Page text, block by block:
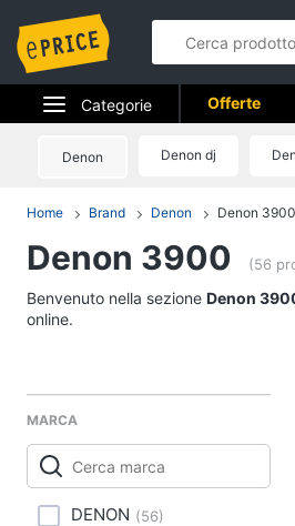
Categorie
Elettrodomestici
Telefonia
Tv e Home Cinema
Videogiochi
Audio e musica
Offerte
Denon Denon dj
Home Brand Denon Denon 3900
Denon 3900 (56
Benvenuto nella sezione Denon
online.
MARCA
DENON (56)